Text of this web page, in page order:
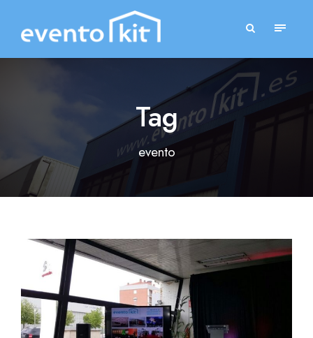
Tag
evento